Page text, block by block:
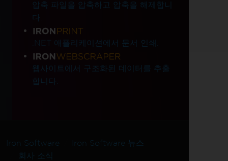
압축 파일을 압축하고 압축을 해제합니
다.
.NET 애플리케이션에서 문서 인쇄.
웹사이트에서 구조화된 데이터를 추출
합니다.
Iron Software
Iron Software 뉴스
회사 소식